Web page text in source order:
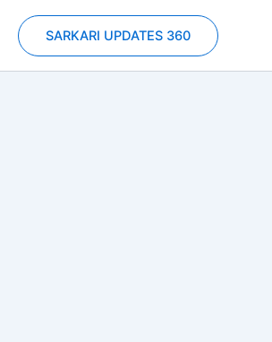
content
SARKARI UPDATES 360